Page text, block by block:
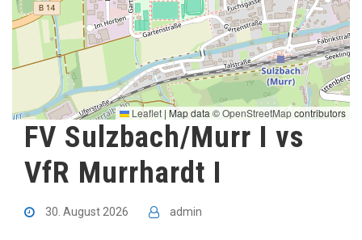
Leaflet | Map data ©OpenStreetMapcontributors
FV Sulzbach/Murr I vs
VfR Murrhardt I
30. August 2026 admin